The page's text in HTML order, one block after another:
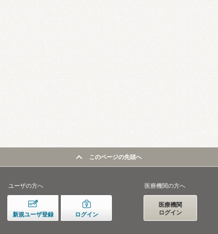
このページの先頭へ
ユーザの方へ
新規ユーザ登録 ログイン
医療機関の方へ
医療機関
ログイン